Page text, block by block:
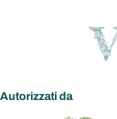
Autorizzati da